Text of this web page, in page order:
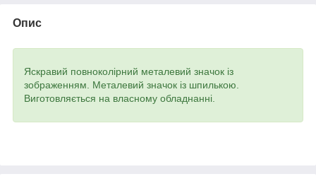
Опис
Яскравий повноколірний металевий значок із
зображенням. Металевий значок із шпилькою.
Виготовляється на власному обладнанні.